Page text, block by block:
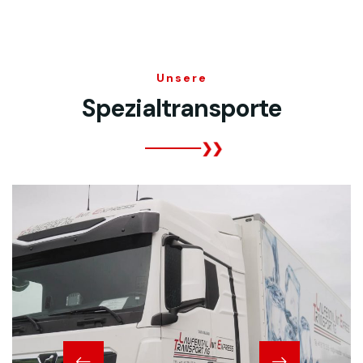
Unsere
Spezialtransporte